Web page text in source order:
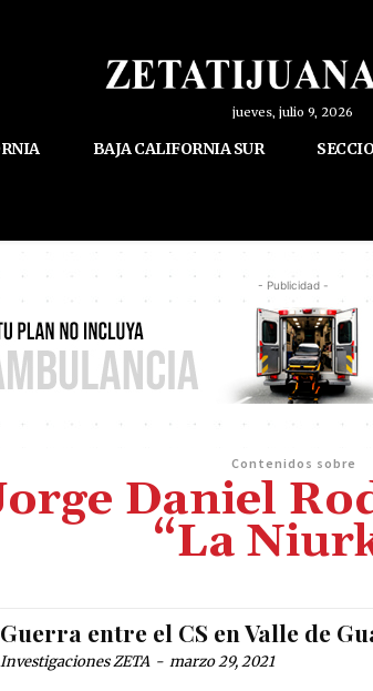
jueves, julio 9, 2026
BAJA CALIFORNIA SUR
- Publicidad -
Contenidos sobre
Daniel
“La
Guerra entre el CS en Valle de
Investigaciones ZETA - marzo 29, 2021